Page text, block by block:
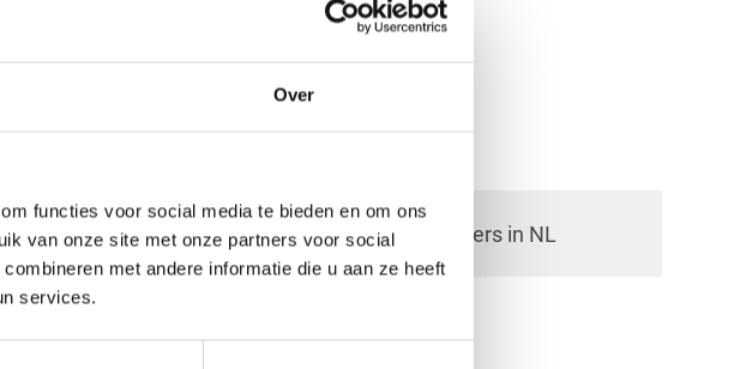
Over
functies voor social media te bieden en om ons
van onze site met onze partners voor social
met andere informatie die u aan ze heeft
services.
EPDM-verwerking check_circle 40+ RedFox® dealers in NL